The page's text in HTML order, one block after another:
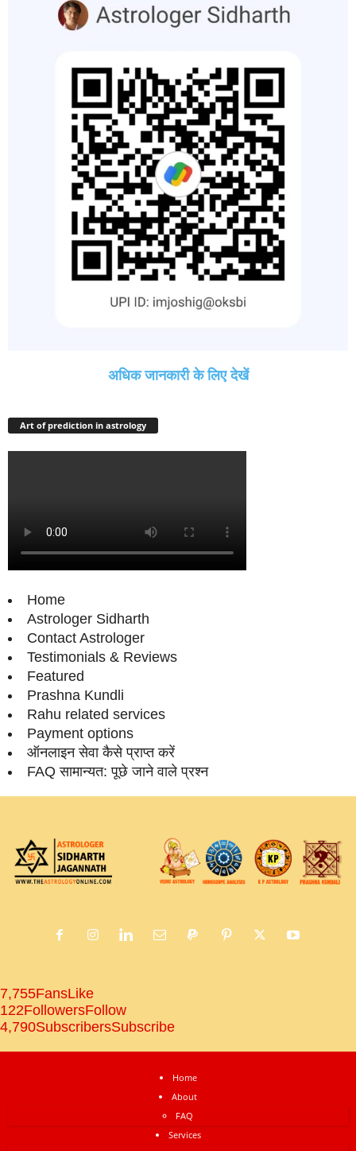
अधिक जानकारी के लिए देखें
Art of prediction in astrology
Home
Astrologer Sidharth
Contact Astrologer
Testimonials & Reviews
Featured
Prashna Kundli
Rahu related services
Payment options
ऑनलाइन सेवा कैसे प्राप्‍त करें
FAQ सामान्‍यत: पूछे जाने वाले प्रश्‍न
7,755FansLike
122FollowersFollow
4,790SubscribersSubscribe
Home
About
FAQ
Services